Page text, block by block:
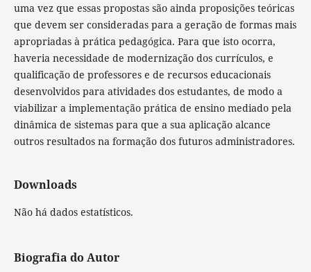
uma vez que essas propostas são ainda proposições teóricas
que devem ser consideradas para a geração de formas mais
apropriadas à prática pedagógica. Para que isto ocorra,
haveria necessidade de modernização dos currículos, e
qualificação de professores e de recursos educacionais
desenvolvidos para atividades dos estudantes, de modo a
viabilizar a implementação prática de ensino mediado pela
dinâmica de sistemas para que a sua aplicação alcance
outros resultados na formação dos futuros administradores.
Downloads
Não há dados estatísticos.
Biografia do Autor